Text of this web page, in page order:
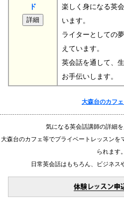
ド
楽しく身になる英
います。
ライターとしての
えています。
英会話を通して、
お手伝いします。
大森台のカフ
気になる英会話講師の詳細を
大森台のカフェ等でプライベートレッスンを
られます。
日常英会話はもちろん、ビジネス